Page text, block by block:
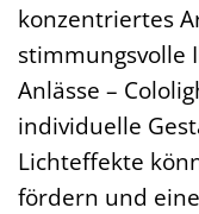
konzentriertes
stimmungsvolle
Anlässe –
individuelle
Lichteffekte
fördern und